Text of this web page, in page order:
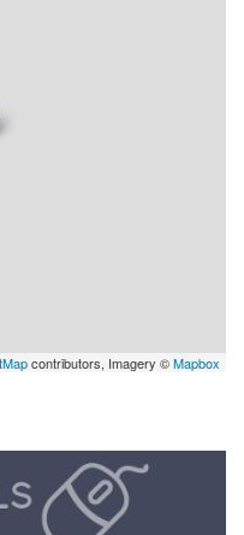
contributors, Imagery ©Mapbox